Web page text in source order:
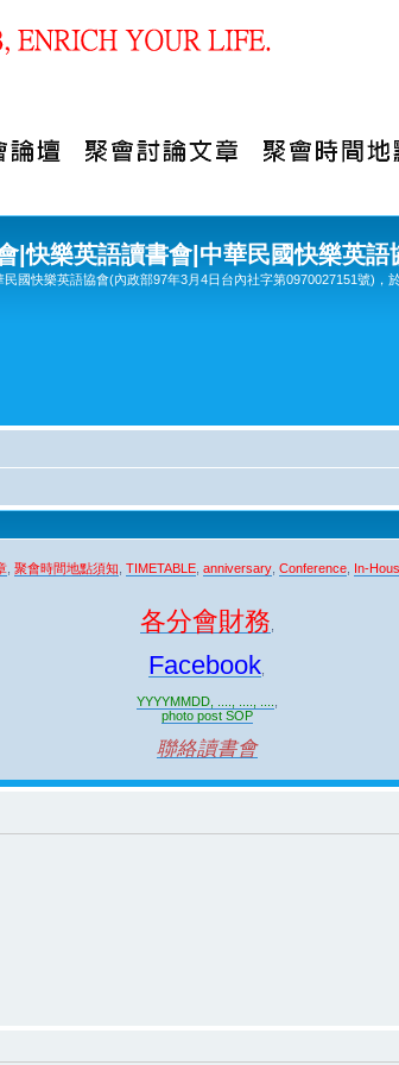
|快樂英語讀書會|中華民國快樂英語
國快樂英語協會(內政部97年3月4日台內社字第0970027151號)，
聚會時間地點須知 TIMETABLE anniversary Conference In-
各分會財務
Facebook
YYYYMMDD, ...., ...., ....
photo post SOP
聯絡讀書會